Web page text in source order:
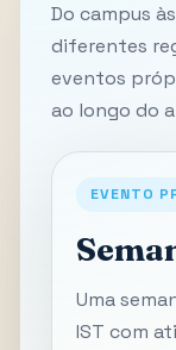
Do campus
diferentes
eventos
ao longo do
EVENTO
Uma
IST com